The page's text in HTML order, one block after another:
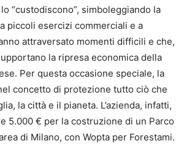
“custodiscono”, simboleggiando la
piccoli esercizi commerciali e a
attraversato momenti difficili e che,
la ripresa economica della
Per questa occasione speciale, la
concetto di protezione tutto ciò che
la città e il pianeta. L’azienda, infatti,
5.000 € per la costruzione di un Parco
di Milano, con Wopta per Forestami.